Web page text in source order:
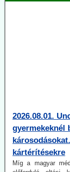
kártérítésekre
Míg a magyar
előforduló oltási
károsodásokét